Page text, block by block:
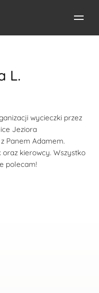
L.
wycieczki przez
Jeziora
Panem Adamem.
kierowcy. Wszystko
polecam!